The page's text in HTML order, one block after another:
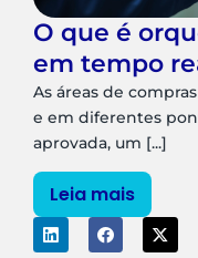
O que é
em tempo
As áreas de
e em diferentes
aprovada, um [...]
Leia mais